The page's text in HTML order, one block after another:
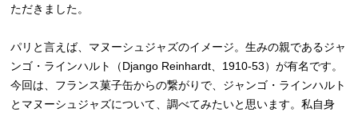
ただきました。
パリと言えば、マヌーシュジャズのイメージ。生みの親であるジャ
ンゴ・ラインハルト（Django Reinhardt、1910-53）が有名です。
今回は、フランス菓子缶からの繋がりで、ジャンゴ・ラインハルト
とマヌーシュジャズについて、調べてみたいと思います。私自身